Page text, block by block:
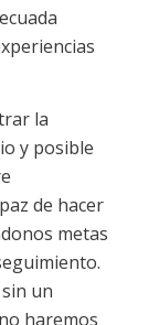
la
y posible
de hacer
metas
un
haremos